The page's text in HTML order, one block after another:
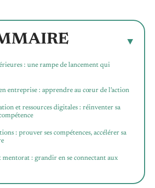
: une rampe de lancement qui
entreprise : apprendre au cœur de l’action
et ressources digitales : réinventer sa
: prouver ses compétences, accélérer sa
mentorat : grandir en se connectant aux